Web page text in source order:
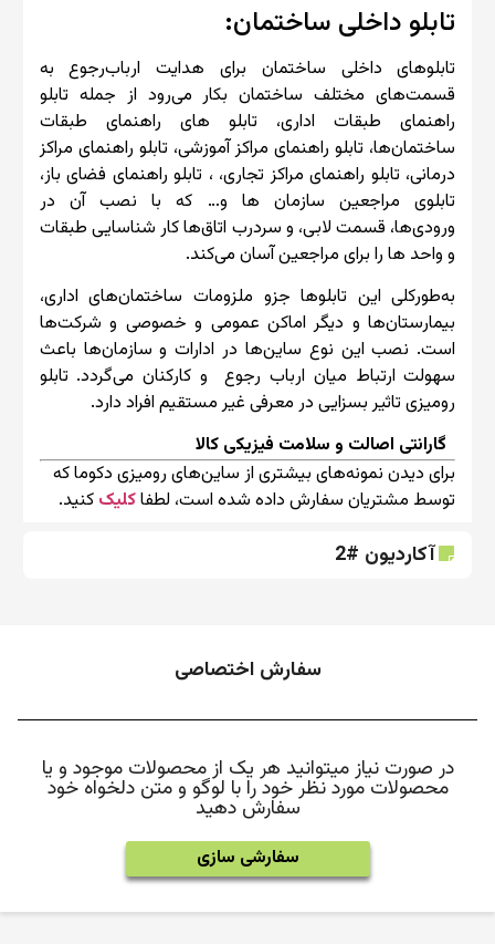
تابلو داخلی ساختمان:
تابلوهای داخلی ساختمان برای هدایت ارباب‌رجوع به
قسمت‌های مختلف ساختمان بکار می‌رود از جمله تابلو
راهنمای طبقات اداری، تابلو های راهنمای طبقات
ساختمان‌ها، تابلو راهنمای مراکز آموزشی، تابلو راهنمای مراکز
درمانی، تابلو راهنمای مراکز تجاری، ، تابلو راهنمای فضای باز،
تابلوی مراجعین سازمان ها و… که با نصب آن در
ورودی‌ها، قسمت لابی، و سردرب اتاق‌ها کار شناسایی طبقات
و واحد ها را برای مراجعین آسان می‌کند.
به‌طورکلی این تابلوها جزو ملزومات ساختمان‌های اداری،
بیمارستان‌ها و دیگر اماکن عمومی و خصوصی و شرکت‌ها
است. نصب این نوع ساین‌ها در ادارات و سازمان‌ها باعث
سهولت ارتباط میان ارباب رجوع و کارکنان می‌گردد. تابلو
رومیزی تاثیر بسزایی در معرفی غیر مستقیم افراد دارد.
گارانتی اصالت و سلامت فیزیکی کالا
برای دیدن نمونه‌های بیشتری از ساین‌های رومیزی دکوما که
توسط مشتریان سفارش داده شده است، لطفاکلیک کنید.
آکاردیون #2
سفارش اختصاصی
در صورت نیاز میتوانید هر یک از محصولات موجود و یا
محصولات مورد نظر خود را با لوگو و متن دلخواه خود
سفارش دهید
سفارشی سازی